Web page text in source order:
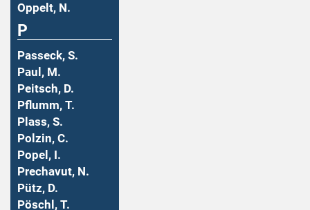
Oppelt, N.
P
Passeck, S.
Paul, M.
Peitsch, D.
Pflumm, T.
Plass, S.
Polzin, C.
Popel, I.
Prechavut, N.
Pütz, D.
Pöschl, T.